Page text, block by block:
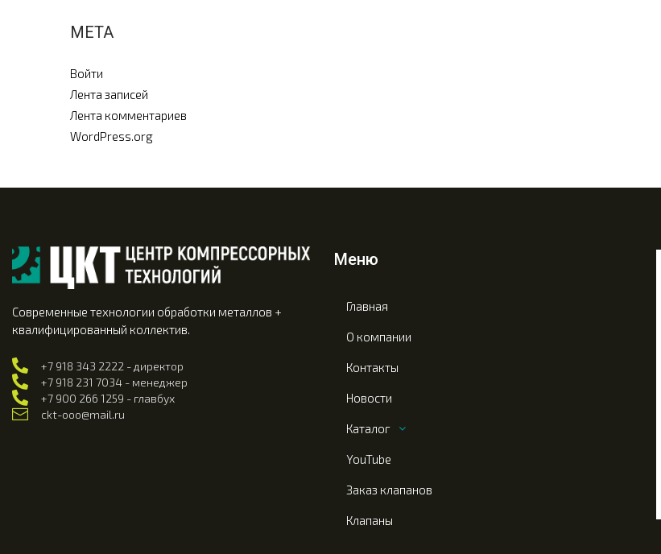
МЕТА
Войти
Лента записей
Лента комментариев
WordPress.org
Современные технологии обработки металлов +
квалифицированный коллектив.
+7 918 343 2222 - директор
+7 918 231 7034 - менеджер
+7 900 266 1259 - главбух
ckt-ooo@mail.ru
Меню
Главная
О компании
Контакты
Новости
Каталог
YouTube
Заказ клапанов
Клапаны